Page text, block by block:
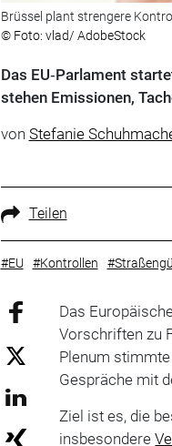
Brüssel plant strengere
© Foto: vlad/ AdobeStock
Das EU‑Parlament
stehen Emissionen,
von Stefanie
Teilen
#EU #Kontrollen
Das
Vorschriften zu
Plenum
Gespräche mit
Ziel ist es, die
insbesondere